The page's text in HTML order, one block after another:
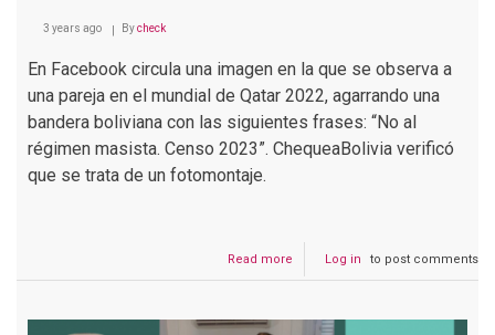
3 years ago Bycheck
En Facebook circula una imagen en la que se observa a
una pareja en el mundial de Qatar 2022, agarrando una
bandera boliviana con las siguientes frases: “No al
régimen masista. Censo 2023”. ChequeaBolivia verificó
que se trata de un fotomontaje.
Read more
La
Log in to post comments